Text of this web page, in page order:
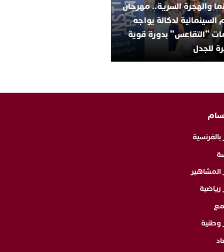
والهجرة السرية.. مهرجان
السينمائية لدكالة يواجه
“التقاعس” بدورة قوية
للجدل
بالفرنسية
المشاهير
رياضية
وطنية